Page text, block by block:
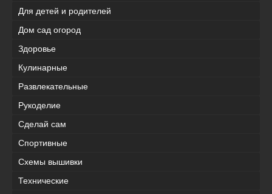
Для детей и родителей
Дом сад огород
Здоровье
Кулинарные
Развлекательные
Рукоделие
Сделай сам
Спортивные
Схемы вышивки
Технические